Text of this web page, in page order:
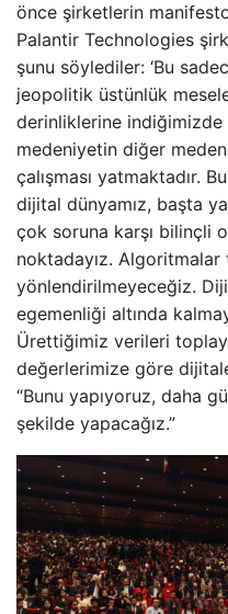
önce şirketlerin
Palantir Technologies
şunu söylediler: ‘Bu
jeopolitik üstünlük
derinliklerine indiğimizde
medeniyetin diğer
çalışması yatmaktadır.
dijital dünyamız, başta
çok soruna karşı bilinçli
noktadayız. Algoritmalar
yönlendirilmeyeceğiz.
egemenliği altında
Ürettiğimiz verileri
değerlerimize göre
“Bunu yapıyoruz, daha
şekilde yapacağız.”